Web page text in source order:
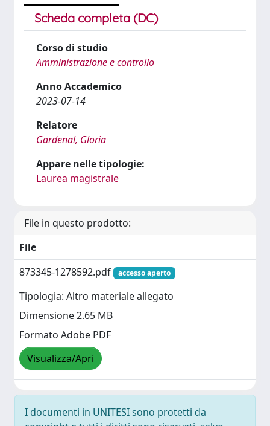
Scheda completa (DC)
Corso di studio
Amministrazione e controllo
Anno Accademico
2023-07-14
Relatore
Gardenal, Gloria
Appare nelle tipologie:
Laurea magistrale
File in questo prodotto:
File
873345-1278592.pdf
accesso aperto
Tipologia: Altro materiale allegato
Dimensione 2.65 MB
Formato Adobe PDF
Visualizza/Apri
I documenti in UNITESI sono protetti da